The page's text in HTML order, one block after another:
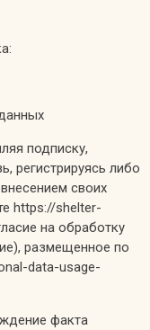
подписку,
регистрируясь либо
своих
https://shelter-
на обработку
размещенное по
data-usage-
факта